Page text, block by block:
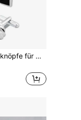
1/4 Paar Manschettenknöpfe für Herren, klassische Manschettenknöpfe in Silber und Schwarz, gestreift, Scheibe, Quadrat, Rechteck, Manschettenknöpfe für Hemd und Anzug, Herrenmanschettenknöpfe